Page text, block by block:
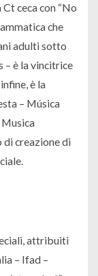
ceca con “No
che
adulti sotto
– è la vincitrice
è la
– Música
di creazione di
attribuiti
– Ifad –